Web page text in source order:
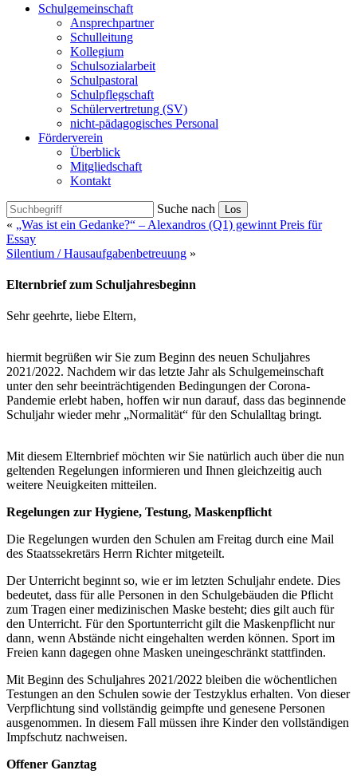
Schulgemeinschaft
Ansprechpartner
Schulleitung
Kollegium
Schulsozialarbeit
Schulpastoral
Schulpflegschaft
Schülervertretung (SV)
nicht-pädagogisches Personal
Förderverein
Überblick
Mitgliedschaft
Kontakt
Suche nach Los
« „Was ist ein Gedanke?“ – Alexandros (Q1) gewinnt Preis für
Essay
Silentium / Hausaufgabenbetreuung »
Elternbrief zum Schuljahresbeginn
Sehr geehrte, liebe Eltern,
hiermit begrüßen wir Sie zum Beginn des neuen Schuljahres
2021/2022. Nachdem wir das letzte Jahr als Schulgemeinschaft
unter den sehr beeinträchtigenden Bedingungen der Corona-
Pandemie erlebt haben, hoffen wir nun darauf, dass das beginnende
Schuljahr wieder mehr „Normalität“ für den Schulalltag bringt.
Mit diesem Elternbrief möchten wir Sie natürlich auch über die nun
geltenden Regelungen informieren und Ihnen gleichzeitig auch
weitere Neuigkeiten mitteilen.
Regelungen zur Hygiene, Testung, Maskenpflicht
Die Regelungen wurden den Schulen am Freitag durch eine Mail
des Staatssekretärs Herrn Richter mitgeteilt.
Der Unterricht beginnt so, wie er im letzten Schuljahr endete. Dies
bedeutet, dass für alle Personen in den Schulgebäuden die Pflicht
zum Tragen einer medizinischen Maske besteht; dies gilt auch für
den Unterricht. Für den Sportunterricht gilt die Maskenpflicht nur
dann, wenn Abstände nicht eingehalten werden können. Sport im
Freien kann dagegen ohne Masken uneingeschränkt stattfinden.
Mit Beginn des Schuljahres 2021/2022 bleiben die wöchentlichen
Testungen an den Schulen sowie der Testzyklus erhalten. Von dieser
Verpflichtung sind vollständig geimpfte und genesene Personen
ausgenommen. In diesem Fall müssen ihre Kinder den vollständigen
Impfschutz nachweisen.
Offener Ganztag